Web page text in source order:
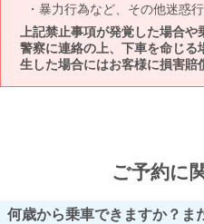
暴力行為など、その他迷惑
上記禁止事項が発覚した場合
警察に連絡の上、下車を命じ
生した場合にはお客様に損害賠
ご予約に
何歳から乗車できますか？ま